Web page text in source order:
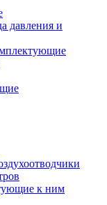
давления и
к ним